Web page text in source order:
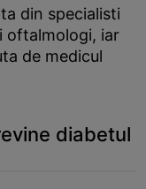
din specialisti
oftalmologi, iar
de medicul
diabetul